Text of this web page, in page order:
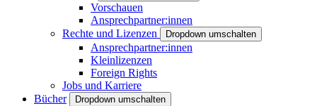
Vorschauen
Ansprechpartner:innen
Rechte und Lizenzen
Dropdown umschalten
Ansprechpartner:innen
Kleinlizenzen
Foreign Rights
Jobs und Karriere
Bücher
Dropdown umschalten